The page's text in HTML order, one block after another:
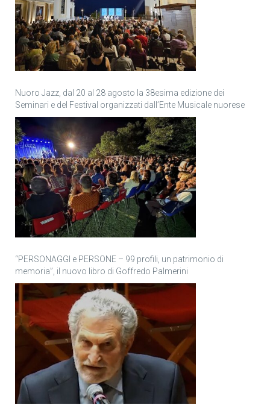
Nuoro Jazz, dal 20 al 28 agosto la 38esima edizione dei
Seminari e del Festival organizzati dall’Ente Musicale nuorese
“PERSONAGGI e PERSONE – 99 profili, un patrimonio di
memoria”, il nuovo libro di Goffredo Palmerini